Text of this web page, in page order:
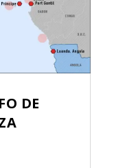
DE